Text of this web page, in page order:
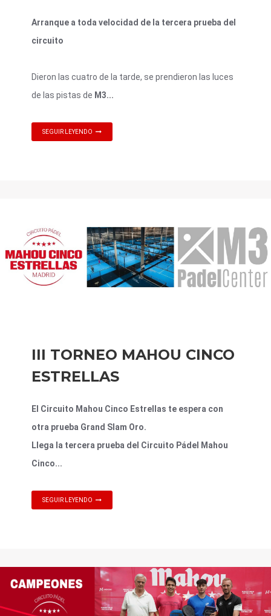
Arranque a toda velocidad de la tercera prueba del
circuito
Dieron las cuatro de la tarde, se prendieron las luces
de las pistas de M3...
SEGUIR LEYENDO
III TORNEO MAHOU CINCO
ESTRELLAS
El Circuito Mahou Cinco Estrellas te espera con
otra prueba Grand Slam Oro.
Llega la tercera prueba del Circuito Pádel Mahou
Cinco...
SEGUIR LEYENDO